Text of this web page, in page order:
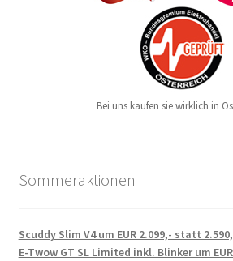
Bei uns kaufen sie wirklich in
Sommeraktionen
Scuddy Slim V4 um EUR 2.099,- statt
E-Twow GT SL Limited inkl. Blinker um